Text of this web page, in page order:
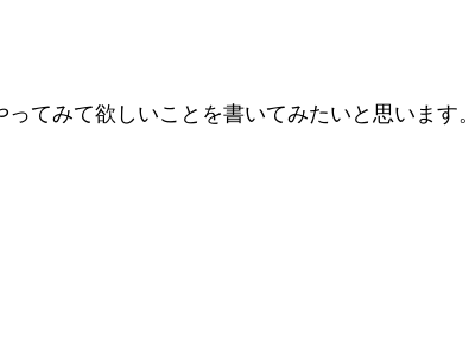
てみて欲しいことを書いてみたいと思います。